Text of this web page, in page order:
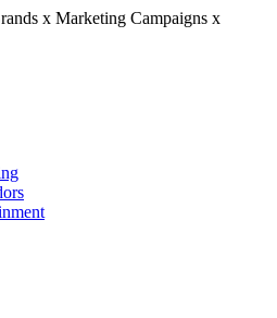
x Marketing Campaigns x